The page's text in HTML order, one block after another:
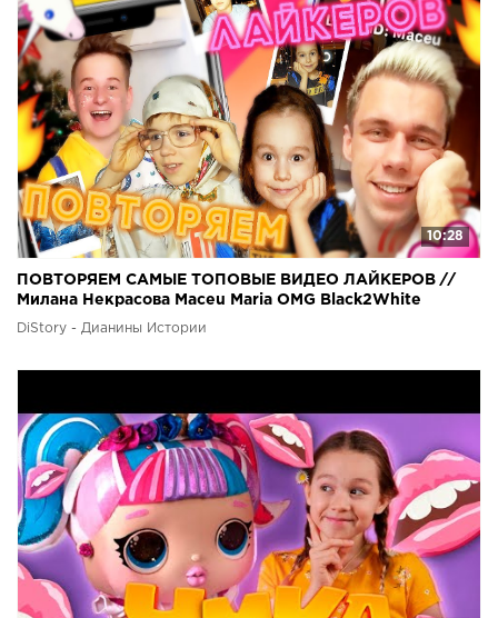
10:28
ПОВТОРЯЕМ САМЫЕ ТОПОВЫЕ ВИДЕО ЛАЙКЕРОВ ⁄⁄
Милана Некрасова Maceu Maria OMG Black2White
Oscaridze
DiStory - Дианины Истории